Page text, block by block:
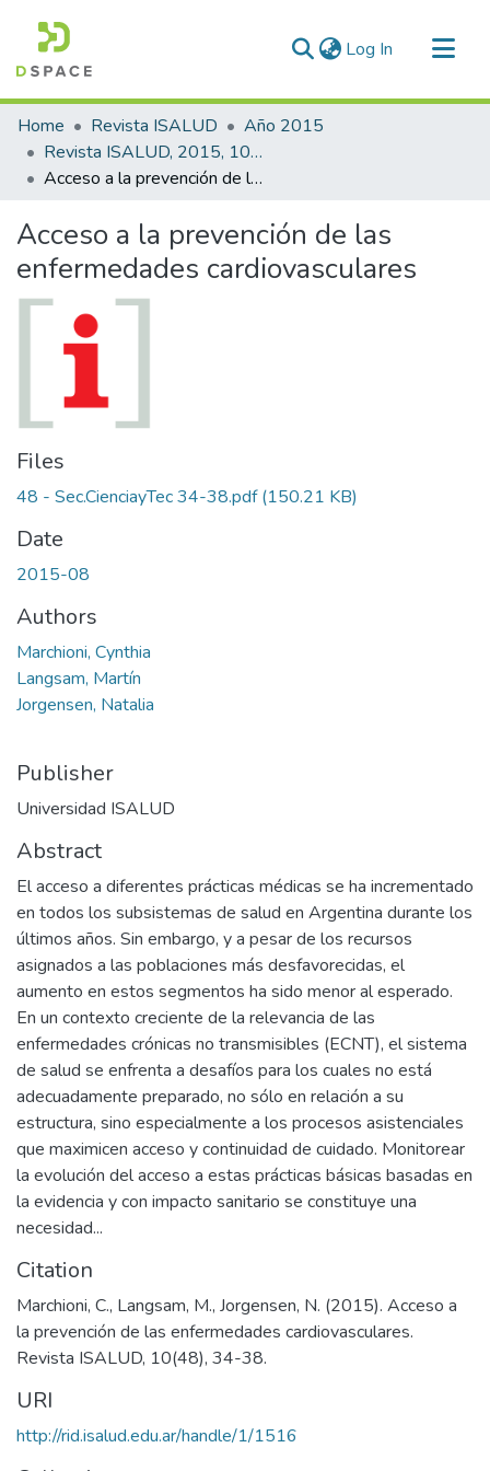
Log In (current)
Communities & Collections
All of DSpace
Statistics
Home Revista ISALUD
Año 2015
Revista ISALUD, 2015, 10(48)
Acceso a la prevención de las enfermedades cardiovasculares
Acceso a la prevención de las
enfermedades cardiovasculares
Files
48 - Sec.CienciayTec 34-38.pdf(150.21 KB)
Date
2015-08
Authors
Marchioni, Cynthia
Langsam, Martín
Jorgensen, Natalia
Publisher
Universidad ISALUD
Abstract
El acceso a diferentes prácticas médicas se ha incrementado
en todos los subsistemas de salud en Argentina durante los
últimos años. Sin embargo, y a pesar de los recursos
asignados a las poblaciones más desfavorecidas, el
aumento en estos segmentos ha sido menor al esperado.
En un contexto creciente de la relevancia de las
enfermedades crónicas no transmisibles (ECNT), el sistema
de salud se enfrenta a desafíos para los cuales no está
adecuadamente preparado, no sólo en relación a su
estructura, sino especialmente a los procesos asistenciales
que maximicen acceso y continuidad de cuidado. Monitorear
la evolución del acceso a estas prácticas básicas basadas en
la evidencia y con impacto sanitario se constituye una
necesidad...
Citation
Marchioni, C., Langsam, M., Jorgensen, N. (2015). Acceso a
la prevención de las enfermedades cardiovasculares.
Revista ISALUD, 10(48), 34-38.
URI
http://rid.isalud.edu.ar/handle/1/1516